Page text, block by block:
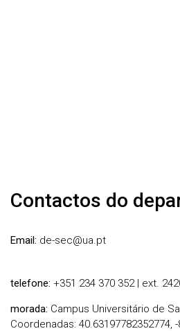
Contactos do
Email: de-sec@ua.pt
telefone: +351 234 370 352 | ext.
morada: Campus Universitário de
Coordenadas: 40.63197782352774,